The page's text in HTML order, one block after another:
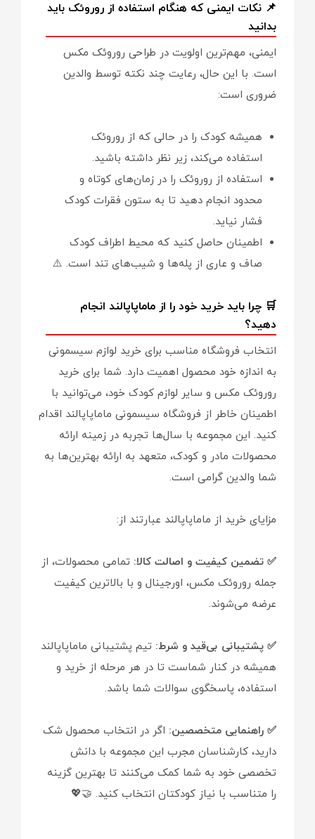
📌 نکات ایمنی که هنگام استفاده از روروئک باید
بدانید
ایمنی، مهم‌ترین اولویت در طراحی روروئک مکس
است. با این حال، رعایت چند نکته توسط والدین
ضروری است:
همیشه کودک را در حالی که از روروئک
استفاده می‌کند، زیر نظر داشته باشید.
استفاده از روروئک را در زمان‌های کوتاه و
محدود انجام دهید تا به ستون فقرات کودک
فشار نیاید.
اطمینان حاصل کنید که محیط اطراف کودک
صاف و عاری از پله‌ها و شیب‌های تند است. ⚠️
🛒 چرا باید خرید خود را از ماماپاپالند انجام
دهید؟
انتخاب فروشگاه مناسب برای خرید لوازم سیسمونی
به اندازه خود محصول اهمیت دارد. شما برای خرید
روروئک مکس و سایر لوازم کودک خود، می‌توانید با
اطمینان خاطر از فروشگاه سیسمونی ماماپاپالند اقدام
کنید. این مجموعه با سال‌ها تجربه در زمینه ارائه
محصولات مادر و کودک، متعهد به ارائه بهترین‌ها به
شما والدین گرامی است.
مزایای خرید از ماماپاپالند عبارتند از:
✅ تضمین کیفیت و اصالت کالا: تمامی محصولات، از
جمله روروئک مکس، اورجینال و با بالاترین کیفیت
عرضه می‌شوند.
✅ پشتیبانی بی‌قید و شرط: تیم پشتیبانی ماماپاپالند
همیشه در کنار شماست تا در هر مرحله از خرید و
استفاده، پاسخگوی سوالات شما باشد.
✅ راهنمایی متخصصین: اگر در انتخاب محصول شک
دارید، کارشناسان مجرب این مجموعه با دانش
تخصصی خود به شما کمک می‌کنند تا بهترین گزینه
را متناسب با نیاز کودکتان انتخاب کنید. 🤝💖